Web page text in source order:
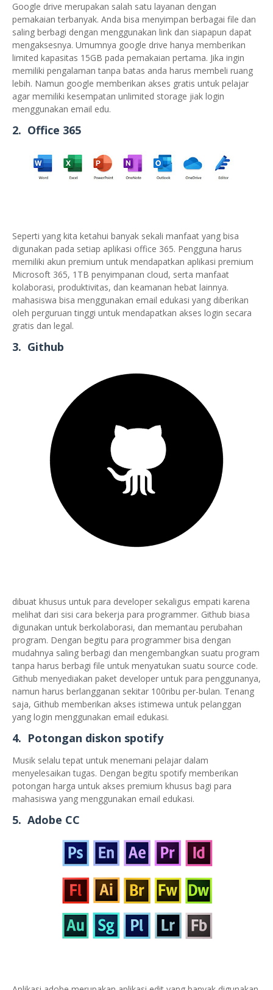
Google drive merupakan salah satu layanan dengan
pemakaian terbanyak. Anda bisa menyimpan berbagai file dan
saling berbagi dengan menggunakan link dan siapapun dapat
mengaksesnya. Umumnya google drive hanya memberikan
limited kapasitas 15GB pada pemakaian pertama. Jika ingin
memiliki pengalaman tanpa batas anda harus membeli ruang
lebih. Namun google memberikan akses gratis untuk pelajar
agar memiliki kesempatan unlimited storage jiak login
menggunakan email edu.
2. Office 365
Seperti yang kita ketahui banyak sekali manfaat yang bisa
digunakan pada setiap aplikasi office 365. Pengguna harus
memiliki akun premium untuk mendapatkan aplikasi premium
Microsoft 365, 1TB penyimpanan cloud, serta manfaat
kolaborasi, produktivitas, dan keamanan hebat lainnya.
mahasiswa bisa menggunakan email edukasi yang diberikan
oleh perguruan tinggi untuk mendapatkan akses login secara
gratis dan legal.
3. Github
dibuat khusus untuk para developer sekaligus empati karena
melihat dari sisi cara bekerja para programmer. Github biasa
digunakan untuk berkolaborasi, dan memantau perubahan
program. Dengan begitu para programmer bisa dengan
mudahnya saling berbagi dan mengembangkan suatu program
tanpa harus berbagi file untuk menyatukan suatu source code.
Github menyediakan paket developer untuk para penggunanya,
namun harus berlangganan sekitar 100ribu per-bulan. Tenang
saja, Github memberikan akses istimewa untuk pelanggan
yang login menggunakan email edukasi.
4. Potongan diskon spotify
Musik selalu tepat untuk menemani pelajar dalam
menyelesaikan tugas. Dengan begitu spotify memberikan
potongan harga untuk akses premium khusus bagi para
mahasiswa yang menggunakan email edukasi.
5. Adobe CC